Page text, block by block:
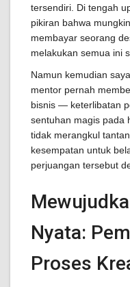
tersendiri. Di tengah
pikiran bahwa
membayar seorang
melakukan semua ini
Namun kemudian
mentor pernah
bisnis — keterlibatan
sentuhan magis pada
tidak merangkul
kesempatan untuk
perjuangan tersebut
Nyata:
Proses